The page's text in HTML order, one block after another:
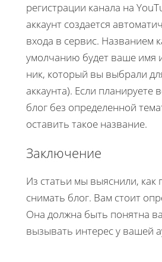
регистрации канала на
аккаунт создается
входа в сервис. Названием
умолчанию будет ваше имя
ник, который вы выбрали
аккаунта). Если планируете
блог без определенной
оставить такое название.
Заключение
Из статьи мы выяснили, как
снимать блог. Вам стоит
Она должна быть понятна
вызывать интерес у вашей